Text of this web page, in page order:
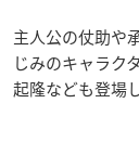
主人公の仗助や
じみのキャラク
起隆なども登場